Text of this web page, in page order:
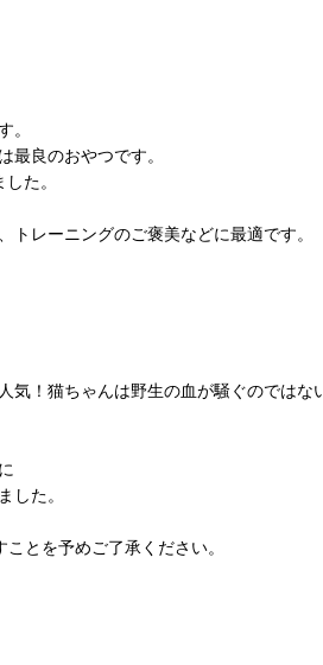
。
最良のおやつです。
た。
レーニングのご褒美などに最適です。
！猫ちゃんは野生の血が騒ぐのでは
した。
とを予めご了承ください。